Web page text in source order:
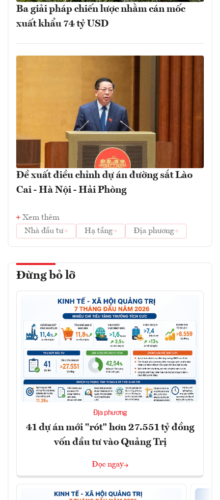
Ba giải pháp chiến lược nhằm cán mốc
xuất khẩu 74 tỷ USD
Đề xuất điều chỉnh dự án đường sắt Lào
Cai - Hà Nội - Hải Phòng
Xem thêm
Nhà đầu tư
Hạ tầng Địa phương
Đừng bỏ lỡ
Địa phương
41 dự án mới "rót" hơn 27.551 tỷ đồng
vốn đầu tư vào Quảng Trị
Đọc ngay